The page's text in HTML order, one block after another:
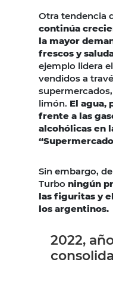
Otra tendencia
continúa
la mayor
frescos y
ejemplo lidera
vendidos a
limón. El agua,
frente a las
alcohólicas en
Sin embargo,
Turbo ningún
las figuritas y
los argentinos.
2022,